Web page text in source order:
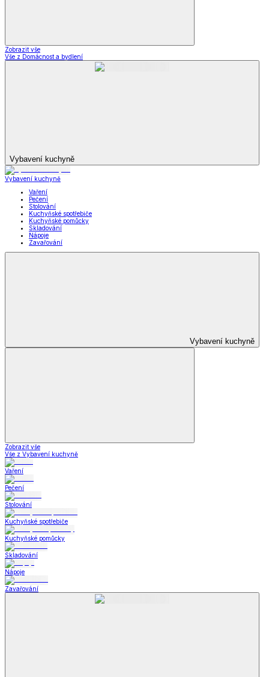
Zobrazit vše
Vše z Domácnost a bydlení
Vybavení kuchyně
Vybavení kuchyně
Vaření
Pečení
Stolování
Kuchyňské spotřebiče
Kuchyňské pomůcky
Skladování
Nápoje
Zavařování
Vybavení kuchyně
Zobrazit vše
Vše z Vybavení kuchyně
Vaření
Pečení
Stolování
Kuchyňské spotřebiče
Kuchyňské pomůcky
Skladování
Nápoje
Zavařování